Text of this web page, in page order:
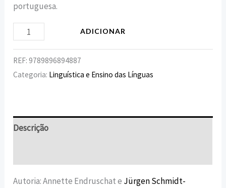
portuguesa.
ADICIONAR
REF:9789896894887
Categoria: Linguística e Ensino das Línguas
Descrição
Autoria: Annette Endruschat e Jürgen Schmidt-